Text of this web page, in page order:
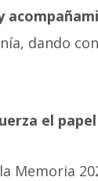
dando
el papel
Memoria